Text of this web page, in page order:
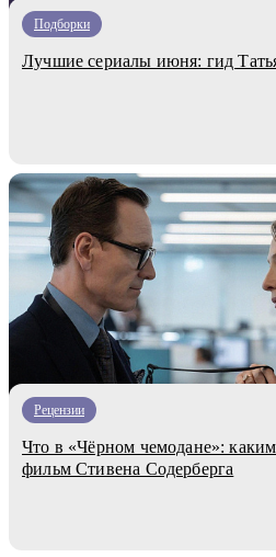
Подборки
Лучшие сериалы июня: гид
Рецензии
Что в «Чёрном чемодане»:
фильм Стивена Содерберга